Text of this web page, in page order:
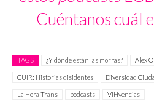
Cuéntanos cuál
TAGS ¿Y dónde están las morras? Alex
CUIR: Historias disidentes Diversidad
La Hora Trans podcasts VIHvencias